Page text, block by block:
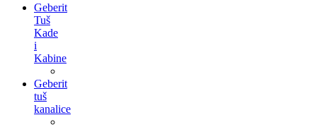
Geberit
Tuš
Kade
i
Kabine
Geberit
tuš
kanalice